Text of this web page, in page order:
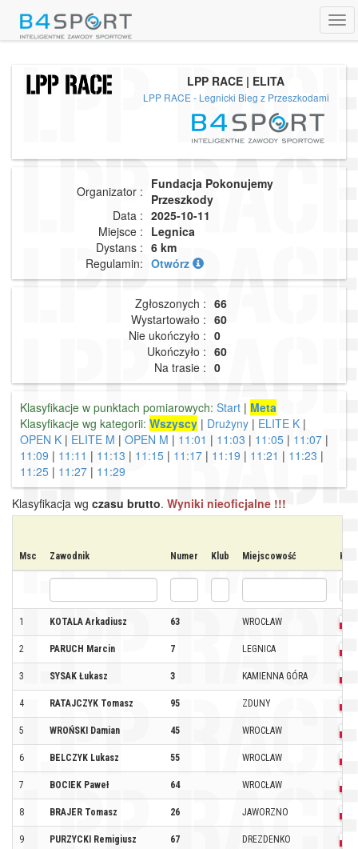
LPP RACE | ELITA
LPP RACE - Legnicki Bieg z Przeszkodami
Organizator : Fundacja Pokonujemy
Przeszkody
Data : 2025-10-11
Miejsce : Legnica
Dystans : 6 km
Regulamin: Otwórz
Zgłoszonych : 66
Wystartowało : 60
Nie ukończyło : 0
Ukończyło : 60
Na trasie : 0
Klasyfikacje w punktach pomiarowych: Start | Meta
Klasyfikacje wg kategorii: Wszyscy | Drużyny | ELITE K |
OPEN K | ELITE M | OPEN M | 11:01 | 11:03 | 11:05 | 11:07 |
11:09 | 11:11 | 11:13 | 11:15 | 11:17 | 11:19 | 11:21 | 11:23 |
11:25 | 11:27 | 11:29
Klasyfikacja wg czasu brutto. Wyniki nieoficjalne !!!
Msc Zawodnik Numer Klub Miejscowość Kraj
1 KOTALA Arkadiusz 63 WROCŁAW
2 PARUCH Marcin 7 LEGNICA
3 SYSAK Łukasz 3 KAMIENNA GÓRA
4 RATAJCZYK Tomasz 95 ZDUNY
5 WROŃSKI Damian 45 WROCŁAW
6 BELCZYK Lukasz 55 WROCLAW
7 BOCIEK Paweł 64 WROCŁAW
8 BRAJER Tomasz 26 JAWORZNO
9 PURZYCKI Remigiusz 67 DREZDENKO